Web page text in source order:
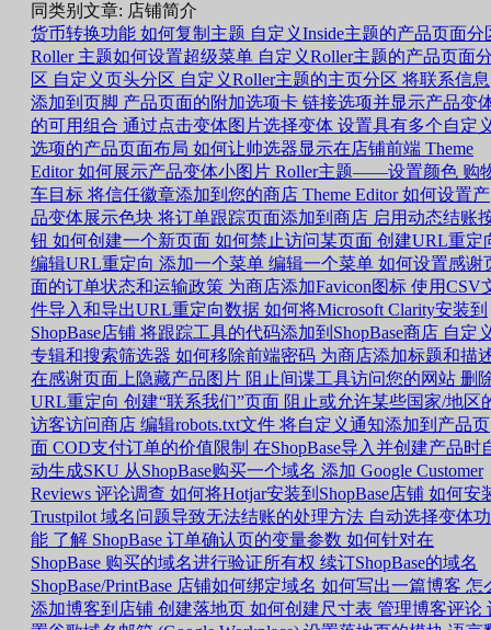
同类别文章: 店铺简介
货币转换功能 如何复制主题 自定义Inside主题的产品页面分
Roller 主题如何设置超级菜单 自定义Roller主题的产品页面
区 自定义页头分区 自定义Roller主题的主页分区 将联系信息
添加到页脚 产品页面的附加选项卡 链接选项并显示产品变
的可用组合 通过点击变体图片选择变体 设置具有多个自定
选项的产品页面布局 如何让帅选器显示在店铺前端 Theme
Editor 如何展示产品变体小图片 Roller主题——设置颜色 购
车目标 将信任徽章添加到您的商店 Theme Editor 如何设置产
品变体展示色块 将订单跟踪页面添加到商店 启用动态结账
钮 如何创建一个新页面 如何禁止访问某页面 创建URL重定
编辑URL重定向 添加一个菜单 编辑一个菜单 如何设置感谢
面的订单状态和运输政策 为商店添加Favicon图标 使用CSV
件导入和导出URL重定向数据 如何将Microsoft Clarity安装到
ShopBase店铺 将跟踪工具的代码添加到ShopBase商店 自定
专辑和搜索筛选器 如何移除前端密码 为商店添加标题和描
在感谢页面上隐藏产品图片 阻止间谍工具访问您的网站 删
URL重定向 创建“联系我们”页面 阻止或允许某些国家/地区
访客访问商店 编辑robots.txt文件 将自定义通知添加到产品页
面 COD支付订单的价值限制 在ShopBase导入并创建产品时
动生成SKU 从ShopBase购买一个域名 添加 Google Customer
Reviews 评论调查 如何将Hotjar安装到ShopBase店铺 如何安
Trustpilot 域名问题导致无法结账的处理方法 自动选择变体功
能 了解 ShopBase 订单确认页的变量参数 如何针对在
ShopBase 购买的域名进行验证所有权 续订ShopBase的域名
ShopBase/PrintBase 店铺如何绑定域名 如何写出一篇博客 怎
添加博客到店铺 创建落地页 如何创建尺寸表 管理博客评论